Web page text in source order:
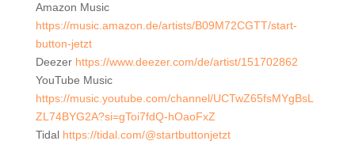
Amazon Music
https://music.amazon.de/artists/B09M72CGTT/start-
button-jetzt
Deezer https://www.deezer.com/de/artist/151702862
YouTube Music
https://music.youtube.com/channel/UCTwZ65fsMYgBsL
ZL74BYG2A?si=gToi7fdQ-hOaoFxZ
Tidal https://tidal.com/@startbuttonjetzt